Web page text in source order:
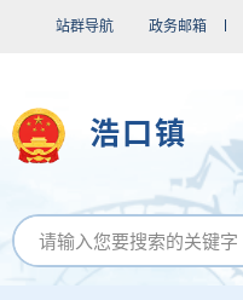
站群导航 政务邮箱
浩口镇